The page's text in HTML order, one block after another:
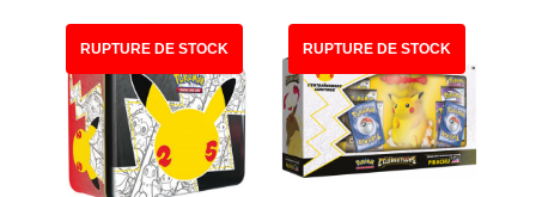
au
plus
ancien
RUPTURE DE STOCK RUPTURE DE STOCK